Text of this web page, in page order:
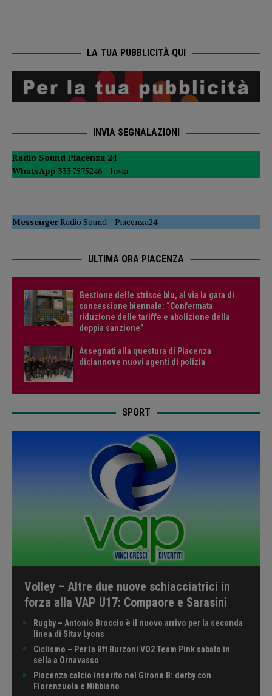
LA TUA PUBBLICITÀ QUI
INVIA SEGNALAZIONI
Radio Sound Piacenza 24
WhatsApp 333 7575246 – Invia
MessengerRadio Sound –Piacenza24
ULTIMA ORA PIACENZA
Gestione delle strisce blu, al via la gara di
concessione biennale: “Confermata
riduzione delle tariffe e abolizione della
doppia sanzione”
Assegnati alla questura di Piacenza
diciannove nuovi agenti di polizia
SPORT
Volley – Altre due nuove schiacciatrici in
forza alla VAP U17: Compaore e Sarasini
Rugby – Antonio Broccio è il nuovo arrivo per la seconda
linea di Sitav Lyons
Ciclismo – Per la Bft Burzoni VO2 Team Pink sabato in
sella a Ornavasso
Piacenza calcio inserito nel Girone B: derby con
Fiorenzuola e Nibbiano